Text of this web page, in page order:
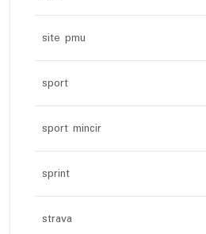
site pmu
sport
sport mincir
sprint
strava